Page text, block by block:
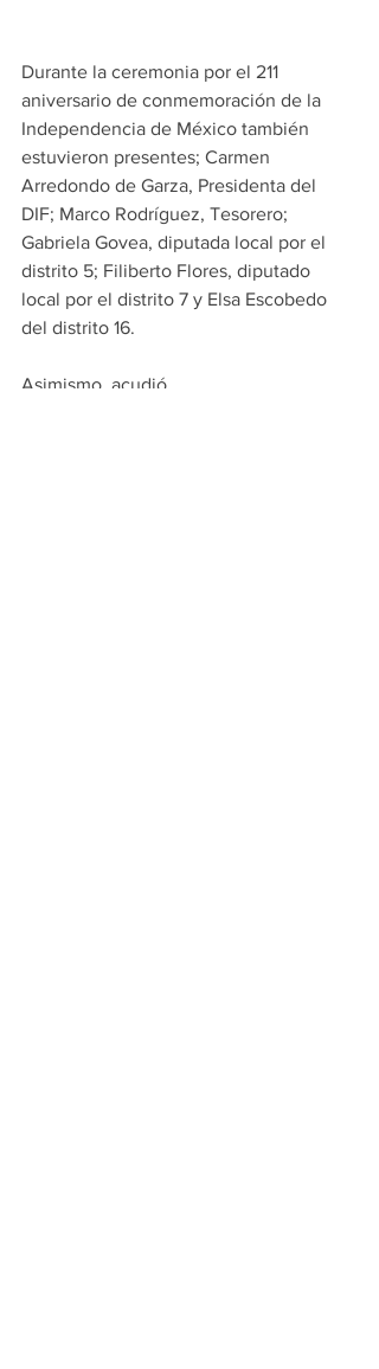
Durante la ceremonia por el 211
aniversario de conmemoración de la
Independencia de México también
estuvieron presentes; Carmen
Arredondo de Garza, Presidenta del
DIF; Marco Rodríguez, Tesorero;
Gabriela Govea, diputada local por el
distrito 5; Filiberto Flores, diputado
local por el distrito 7 y Elsa Escobedo
del distrito 16.
Asimismo, acudió